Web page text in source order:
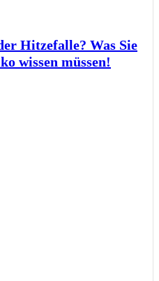
Hitzefalle? Was Sie
wissen müssen!